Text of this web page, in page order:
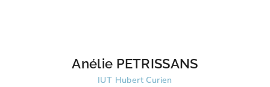
Anélie PETRISSANS
IUT Hubert Curien